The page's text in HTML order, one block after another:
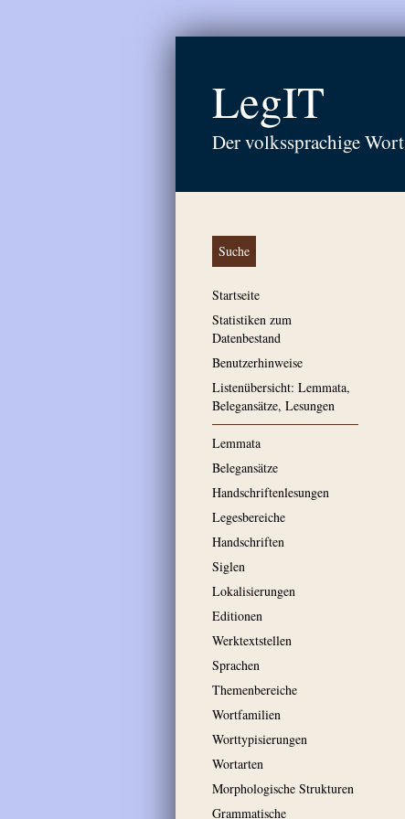
LegIT
Der volkssprachige
Suche
Startseite
Statistiken zum
Datenbestand
Benutzerhinweise
Listenübersicht: Lemmata,
Belegansätze, Lesungen
Lemmata
Belegansätze
Handschriftenlesungen
Legesbereiche
Handschriften
Siglen
Lokalisierungen
Editionen
Werktextstellen
Sprachen
Themenbereiche
Wortfamilien
Worttypisierungen
Wortarten
Morphologische Strukturen
Grammatische